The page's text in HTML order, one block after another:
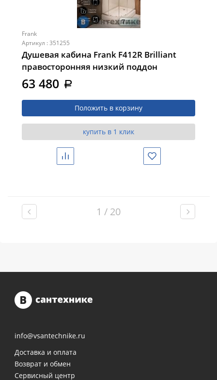
Frank
Артикул : 351255
Душевая кабина Frank F412R Brilliant
правосторонняя низкий поддон
прозрачное стекло
63 480 a
Положить в корзину
купить в 1 клик
Сравнить Избранное
1 / 20
info@vsantechnike.ru
Доставка и оплата
Возврат и обмен
Сервисный центр